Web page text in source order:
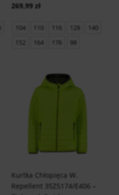
269,99 zł
104 110 116 128
140
152
164 176 98
Kurtka Chłopięca W.
Repellent 35Z5174/E406 –